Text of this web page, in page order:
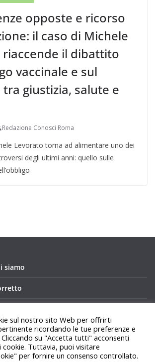
opposte e ricorso
il caso di Michele
riaccende il dibattito
vaccinale e sul
giustizia, salute e
Redazione Conosci Roma
Levorato torna ad alimentare uno dei
degli ultimi anni: quello sulle
siamo
sul nostro sito Web per offrirti
ricordando le tue preferenze e
su "Accetta tutti" acconsenti
Tuttavia, puoi visitare
per fornire un consenso controllato.